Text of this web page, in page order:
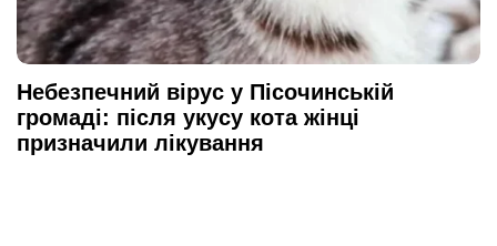
Небезпечний вірус у Пісочинській
громаді: після укусу кота жінці
призначили лікування